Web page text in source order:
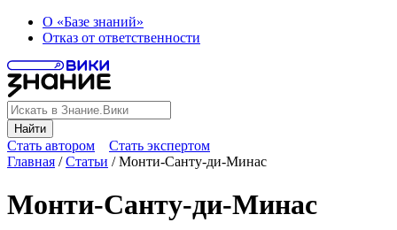
О «Базе знаний»
Отказ от ответственности
Найти
Стать автором
Стать экспертом
Главная /Статьи /Монти-Санту-ди-Минас
Монти-Санту-ди-Минас